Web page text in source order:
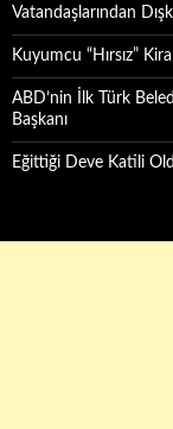
Vatandaşlarından
Kuyumcu “Hırsız”
ABD’nin İlk Türk
Başkanı
Eğittiği Deve Katili